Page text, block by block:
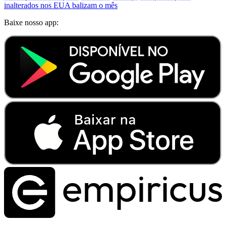
inalterados nos EUA balizam o mês
Baixe nosso app: